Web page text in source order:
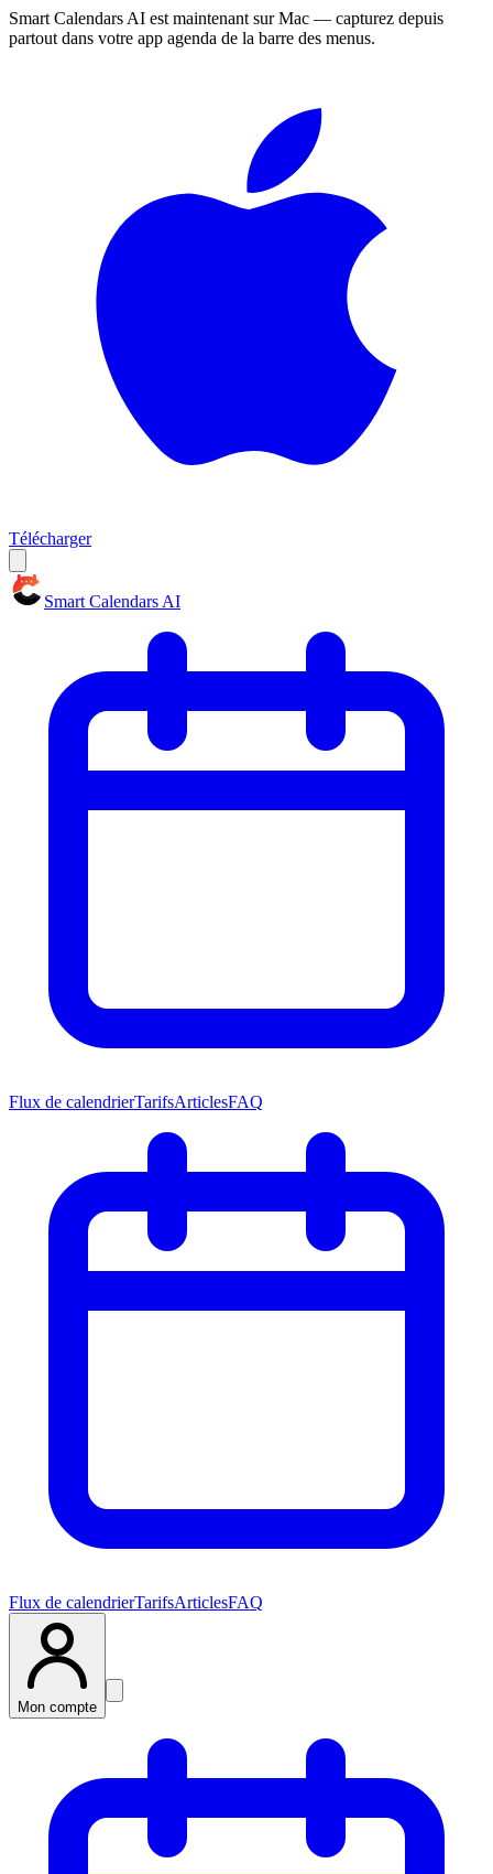
Smart Calendars AI est maintenant sur Mac — capturez depuis
partout dans votre app agenda de la barre des menus.
Télécharger
Smart Calendars AI
Flux de calendrierTarifsArticlesFAQ
Flux de calendrierTarifsArticlesFAQ
Mon compte